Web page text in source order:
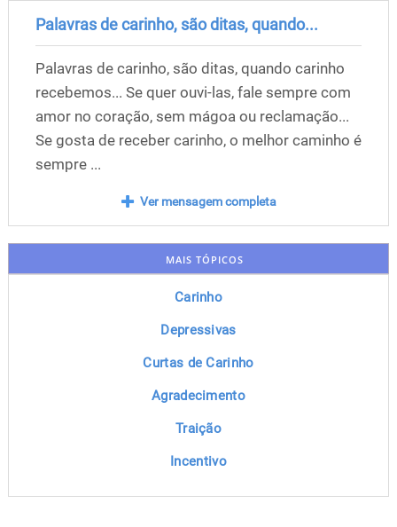
Palavras de carinho, são ditas, quando...
Palavras de carinho, são ditas, quando carinho
recebemos... Se quer ouvi-las, fale sempre com
amor no coração, sem mágoa ou reclamação...
Se gosta de receber carinho, o melhor caminho é
sempre ...
Ver mensagem completa
MAIS TÓPICOS
Carinho
Depressivas
Curtas de Carinho
Agradecimento
Traição
Incentivo